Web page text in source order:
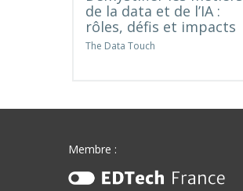
de la data et de l’IA :
rôles, défis et impacts
The Data Touch
Membre :